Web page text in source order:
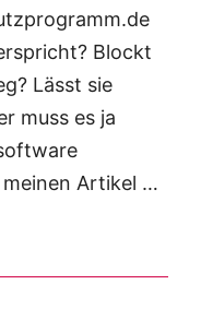
Blockt
Lässt sie
muss es ja
Artikel …